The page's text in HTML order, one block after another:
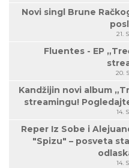
Novi singl Brune
21.
Fluentes - EP
20.
Kandžijin novi album
streamingu!
14.
Reper Iz Sobe i
"Spizu" – posveta
14.